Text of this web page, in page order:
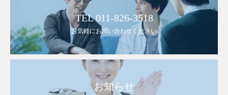
TEL 011-826-3518
お気軽にお問い合わせください
お知らせ